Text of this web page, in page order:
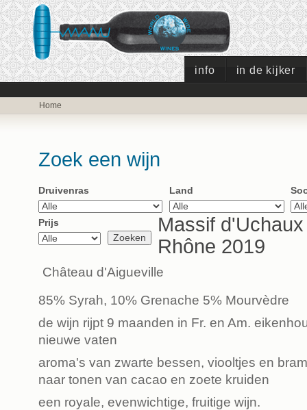
info in de kijker
Home
Zoek een wijn
Druivenras Land
Prijs
Massif
Rhône 2019
Château d'Aigueville
85% Syrah, 10% Grenache 5% Mourvèdre
de wijn rijpt 9 maanden in Fr. en Am.
nieuwe vaten
aroma's van zwarte bessen, viooltjes en
naar tonen van cacao en zoete kruiden
een royale, evenwichtige, fruitige wijn.